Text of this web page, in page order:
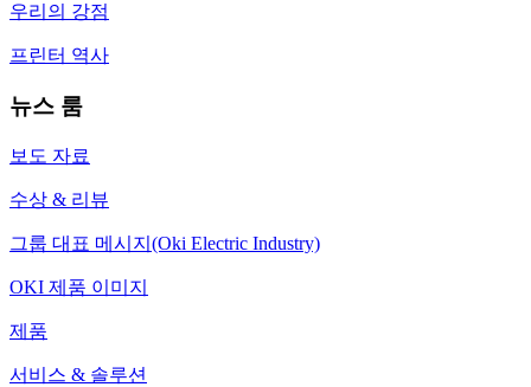
우리의 강점
프린터 역사
뉴스 룸
보도 자료
수상 & 리뷰
그룹 대표 메시지(Oki Electric Industry)
OKI 제품 이미지
제품
서비스 & 솔루션